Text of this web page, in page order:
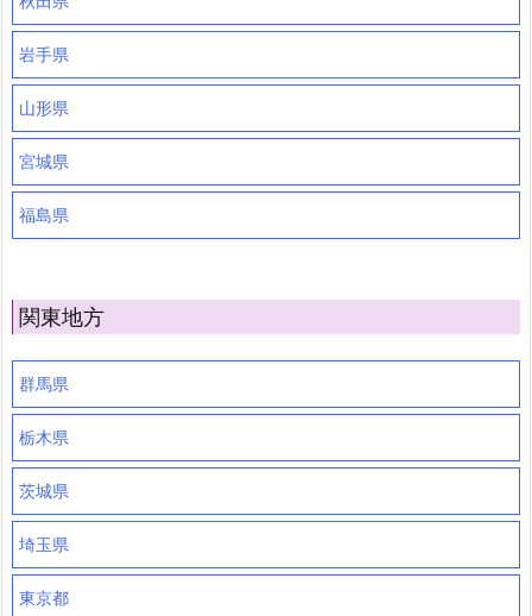
岩手県
山形県
宮城県
福島県
関東地方
群馬県
栃木県
茨城県
埼玉県
東京都